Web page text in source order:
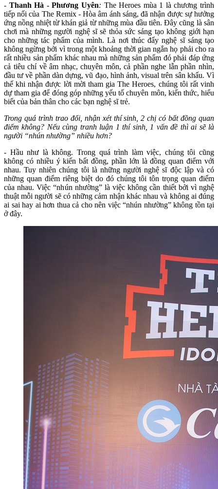
- Thanh Hà - Phương Uyên: The Heroes mùa 1 là chương trình
tiếp nối của The Remix - Hòa âm ánh sáng, đã nhận được sự hưởng
ứng nồng nhiệt từ khán giả từ những mùa đầu tiên. Đây cũng là sân
chơi mà những người nghệ sĩ sẽ thỏa sức sáng tạo không giới hạn
cho những tác phẩm của mình. Là nơi thúc đẩy nghệ sĩ sáng tạo
không ngừng bởi vì trong một khoảng thời gian ngắn họ phải cho ra
rất nhiều sản phẩm khác nhau mà những sản phẩm đó phải đáp ứng
cả tiêu chí về âm nhạc, chuyên môn, cả phần nghe lẫn phần nhìn,
đầu tư về phần dàn dựng, vũ đạo, hình ảnh, visual trên sân khấu. Vì
thế khi nhận được lời mời tham gia The Heroes, chúng tôi rất vinh
dự tham gia để đóng góp những yếu tố chuyên môn, kiến thức, hiểu
biết của bản thân cho các bạn nghệ sĩ trẻ.
Trong quá trình trao đổi, nhận xét thí sinh, 2 chị có bất đồng quan
điểm không? Nếu cùng tranh luận 1 thí sinh, 1 vấn đề thì ai sẽ là
người “nhún nhường” nhiều hơn?
- Hầu như là không. Trong quá trình làm việc, chúng tôi cũng
không có nhiều ý kiến bất đồng, phần lớn là đồng quan điểm với
nhau. Tuy nhiên chúng tôi là những người nghệ sĩ độc lập và có
những quan điểm riêng biệt do đó chúng tôi tôn trọng quan điểm
của nhau. Việc “nhún nhường” là việc không cần thiết bởi vì nghệ
thuật mỗi người sẽ có những cảm nhận khác nhau và không ai đúng
ai sai hay ai hơn thua cả cho nên việc “nhún nhường” không tồn tại
ở đây.